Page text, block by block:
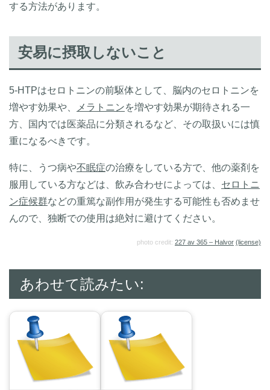
する方法があります。
安易に摂取しないこと
5-HTPはセロトニンの前駆体として、脳内のセロトニンを
増やす効果や、
メラトニンを増やす効果が期待される一
方、国内では医薬品に分類されるなど、その取扱いには慎
重になるべきです。
特に、うつ病や不眠症の治療をしている方で、他の薬剤を
服用している方などは、飲み合わせによっては、 セロトニ
ン症候群などの重篤な副作用が発生する可能性も否めませ
んので、独断での使用は絶対に避けてください。
photo credit: 227 av 365 – Halvor (license)
あわせて読みたい: